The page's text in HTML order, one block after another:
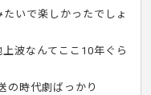
いで楽しかったでしょ
波なんてここ10年ぐら
の時代劇ばっかり